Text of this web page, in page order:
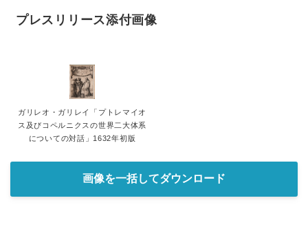
プレスリリース添付画像
ガリレオ・ガリレイ「プトレマイオ
ス及びコペルニクスの世界二大体系
についての対話」1632年初版
画像を一括してダウンロード